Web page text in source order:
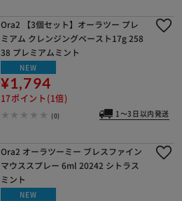
Ora2 【3個セット】オーラツー プレ
ミアム クレンジングペースト17g 258
38 プレミアムミント
NEW
¥1,794
17ポイント(1倍)
(0) 1～3日以内発送
Ora2 オーラツーミー ブレスファイン
マウススプレー 6ml 20242 シトラス
ミント
NEW